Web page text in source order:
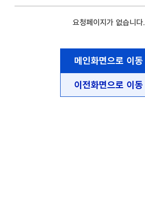
요청페이지가 없습니다.
메인화면으로 이동
이전화면으로 이동